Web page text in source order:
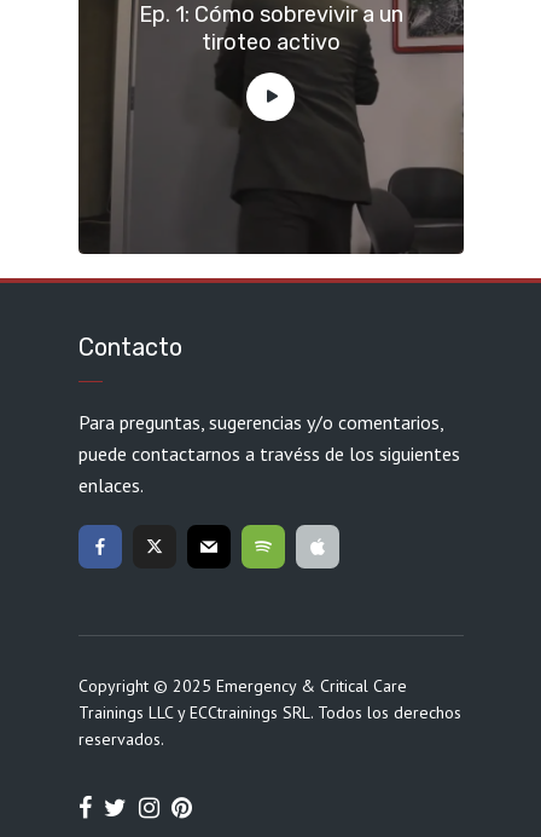
Ep. 1: Cómo sobrevivir a un
tiroteo activo
Contacto
Para preguntas, sugerencias y/o comentarios,
puede contactarnos a travéss de los siguientes
enlaces.
Copyright © 2025 Emergency & Critical Care
Trainings LLC y ECCtrainings SRL. Todos los derechos
reservados.